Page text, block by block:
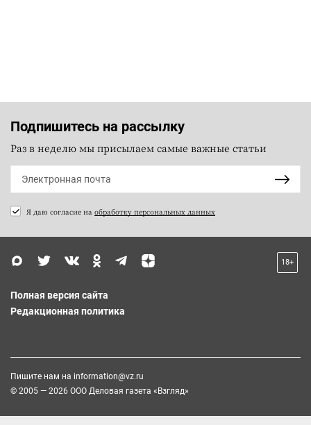
Подпишитесь на рассылку
Раз в неделю мы присылаем самые важные статьи
Я даю согласие на обработку персональных данных
18+
Полная версия сайта
Редакционная политика
Пишите нам на information@vz.ru
© 2005 — 2026 ООО Деловая газета «Взгляд»